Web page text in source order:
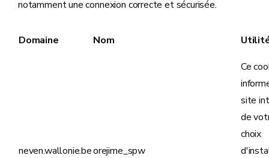
notamment une connexion correcte et sécurisée.
Domaine Nom
neven.wallonie.beorejime_spw
Ce
site
de
choix